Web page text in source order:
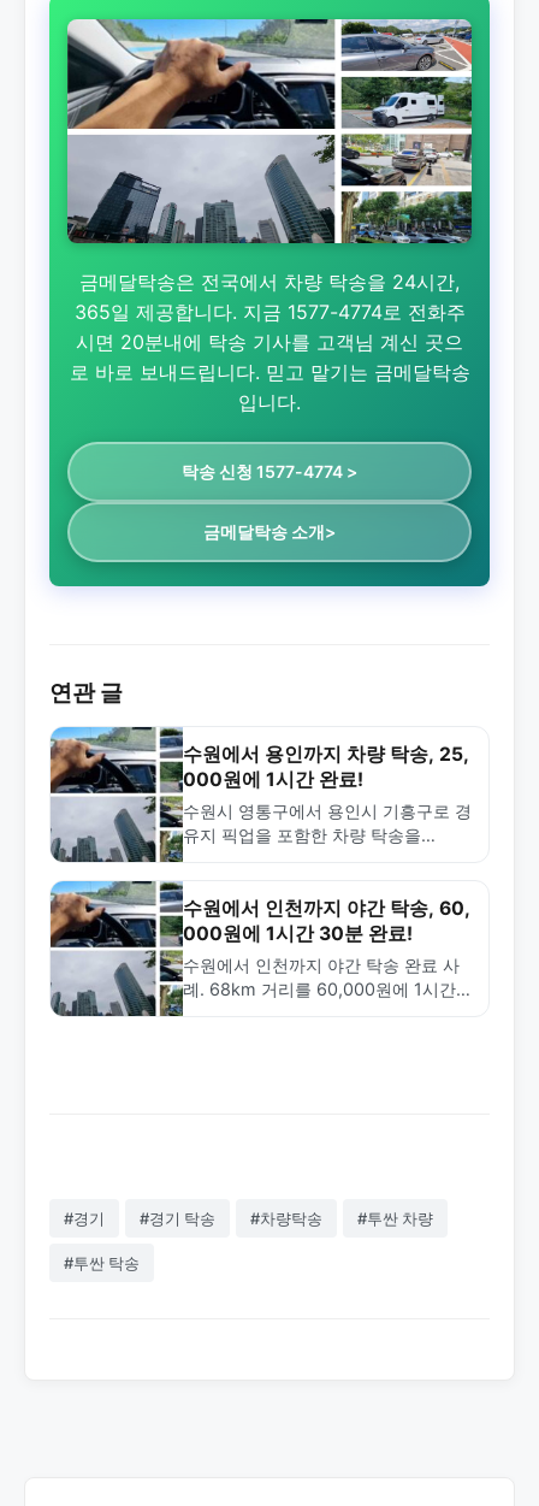
금메달탁송은 전국에서 차량 탁송을 24시간,
365일 제공합니다. 지금 1577-4774로 전화주
시면 20분내에 탁송 기사를 고객님 계신 곳으
로 바로 보내드립니다. 믿고 맡기는 금메달탁송
입니다.
탁송 신청 1577-4774 >
금메달탁송 소개>
연관 글
수원에서 용인까지 차량 탁송, 25,
000원에 1시간 완료!
수원시 영통구에서 용인시 기흥구로 경
유지 픽업을 포함한 차량 탁송을
지역 탁송 정보…
수원에서 인천까지 야간 탁송, 60,
000원에 1시간 30분 완료!
수원에서 인천까지 야간 탁송 완료 사
례. 68km 거리를 60,000원에 1시간
#경기 #경기 탁송 #차량탁송 #투싼 차량
#투싼 탁송